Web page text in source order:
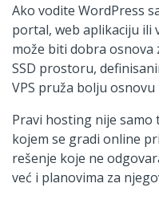
Ako vodite WordPress
portal, web aplikaciju ili
može biti dobra osnova
SSD prostoru,
VPS pruža bolju
Pravi hosting nije samo
kojem se gradi online
rešenje koje ne
već i planovima za